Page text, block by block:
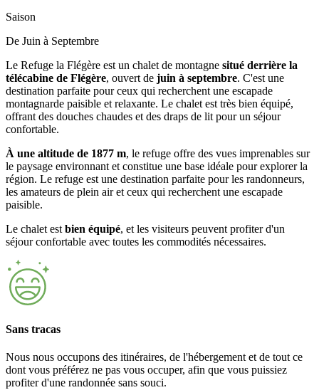
Saison
De Juin à Septembre
Le Refuge la Flégère est un chalet de montagne situé derrière la
télécabine de Flégère, ouvert de juin à septembre. C'est une
destination parfaite pour ceux qui recherchent une escapade
montagnarde paisible et relaxante. Le chalet est très bien équipé,
offrant des douches chaudes et des draps de lit pour un séjour
confortable.
À une altitude de 1877 m, le refuge offre des vues imprenables sur
le paysage environnant et constitue une base idéale pour explorer la
région. Le refuge est une destination parfaite pour les randonneurs,
les amateurs de plein air et ceux qui recherchent une escapade
paisible.
Le chalet est bien équipé, et les visiteurs peuvent profiter d'un
séjour confortable avec toutes les commodités nécessaires.
Sans tracas
Nous nous occupons des itinéraires, de l'hébergement et de tout ce
dont vous préférez ne pas vous occuper, afin que vous puissiez
profiter d'une randonnée sans souci.